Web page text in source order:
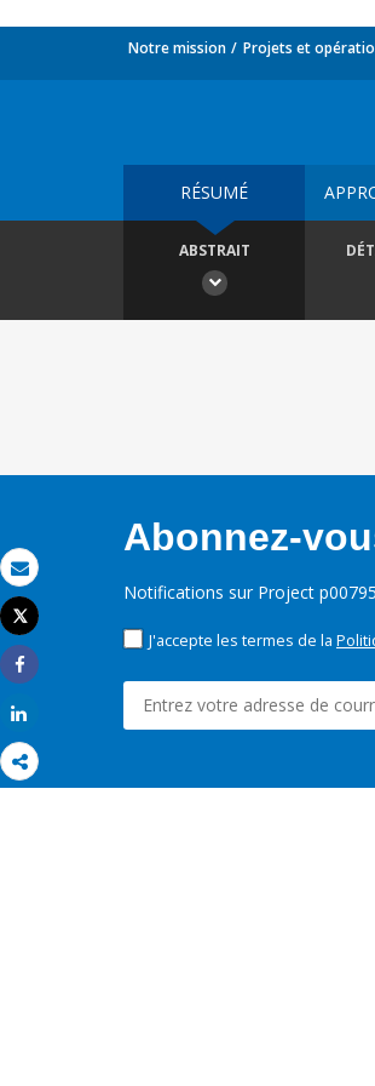
Email
Imprimer
Tweet
Share
Notre mission Projets et
RÉSUMÉ
ABSTRAIT
Abonnez-
Notifications sur Project
J'accepte les termes de la